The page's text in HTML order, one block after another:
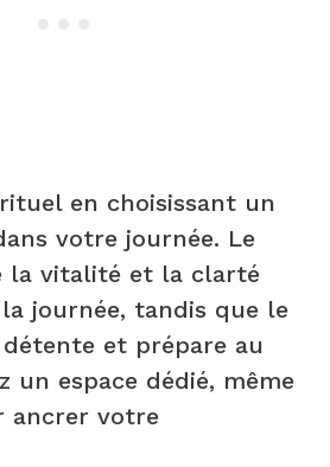
en choisissant un
votre journée. Le
la vitalité et la clarté
journée, tandis que le
et prépare au
un espace dédié, même
ancrer votre